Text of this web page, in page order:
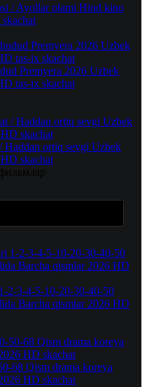
/ Ayollar olami Hind kino
Premyera 2026 Uzbek
tas-ix skachat
Haddan ortiq sevgi Uzbek
skachat
2-3-4-5-10-20-30-40-50
Barcha qismlar 2026 HD
68 Qism drama koreya
HD skachat